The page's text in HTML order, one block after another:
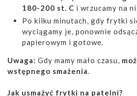
180-200 st. C i wrzucamy na
Po kilku minutach, gdy frytki
wyciągamy je, ponownie
papierowym i gotowe.
Uwaga: Gdy mamy mało czasu,
wstępnego smażenia.
Jak usmażyć frytki na patelni?